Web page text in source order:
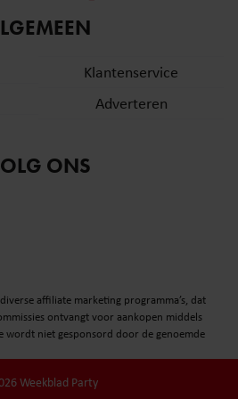
adverteren en analyse. Deze
heeft verstrekt of die ze hebben
uw gebruik van hun services. U
Klantenservice
Adverteren
ONS
affiliate marketing programma’s, dat
ontvangt voor aankopen middels
wordt niet gesponsord door de genoemde
Weekblad Party